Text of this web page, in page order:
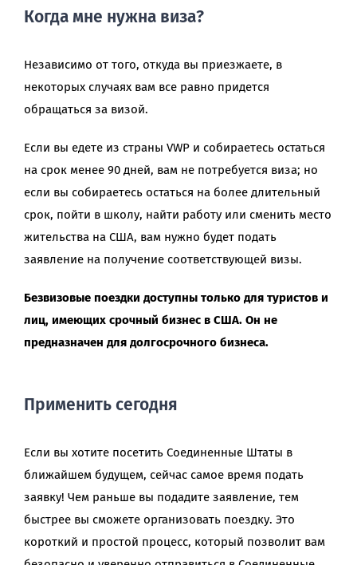
Когда мне нужна виза?
Независимо от того, откуда вы приезжаете, в
некоторых случаях вам все равно придется
обращаться за визой.
Если вы едете из страны VWP и собираетесь остаться
на срок менее 90 дней, вам не потребуется виза; но
если вы собираетесь остаться на более длительный
срок, пойти в школу, найти работу или сменить место
жительства на США, вам нужно будет подать
заявление на получение соответствующей визы.
Безвизовые поездки доступны только для туристов и
лиц, имеющих срочный бизнес в США. Он не
предназначен для долгосрочного бизнеса.
Применить сегодня
Если вы хотите посетить Соединенные Штаты в
ближайшем будущем, сейчас самое время подать
заявку! Чем раньше вы подадите заявление, тем
быстрее вы сможете организовать поездку. Это
короткий и простой процесс, который позволит вам